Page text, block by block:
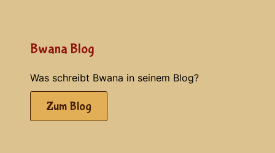
Bwana Blog
Was schreibt Bwana in seinem Blog?
Zum Blog